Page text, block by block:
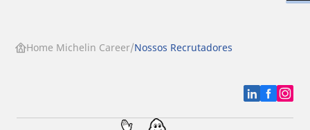
Home Michelin Career Nossos Recrutadores